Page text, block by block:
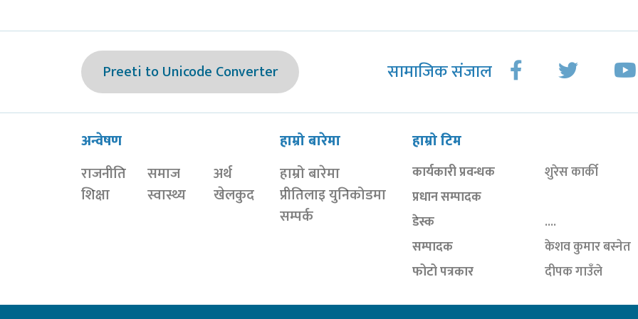
Preeti to Unicode Converter सामाजिक संजाल
अन्वेषण
राजनीति
समाज
अर्थ
शिक्षा
स्वास्थ्य खेलकुद
हाम्रो बारेमा
हाम्रो बारेमा
प्रीतिलाइ युनिकोडमा
सम्पर्क
हाम्रो टिम
कार्यकारी प्रवन्धक
शुरेस कार्की
प्रधान सम्पादक
डेस्क
....
सम्पादक
केशव कुमार बस्नेत
फोटो पत्रकार
दीपक गाउँले